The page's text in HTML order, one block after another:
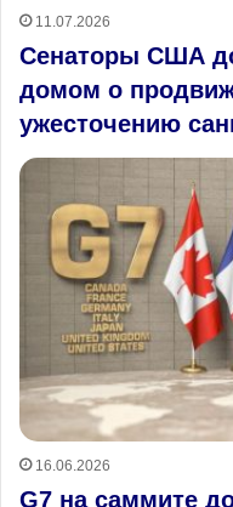
11.07.2026
Сенаторы США
домом о
ужесточению
16.06.2026
G7 на саммите